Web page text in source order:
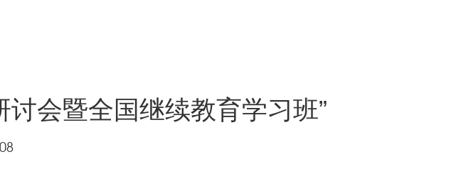
会暨全国继续教育学习班”